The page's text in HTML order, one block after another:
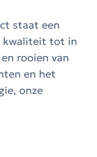
staat een
kwaliteit tot in
rooien van
en het
onze